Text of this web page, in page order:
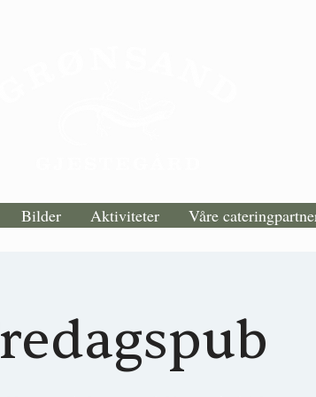
Bilder Aktiviteter Våre